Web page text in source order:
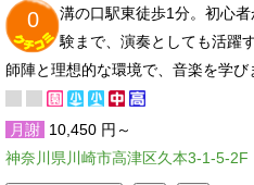
0
溝の口駅東徒歩1分。初心
験まで、演奏としても活躍
師陣と理想的な環境で、音楽を学び
月謝 10,450 円～
神奈川県川崎市高津区久本3-1-5-2F